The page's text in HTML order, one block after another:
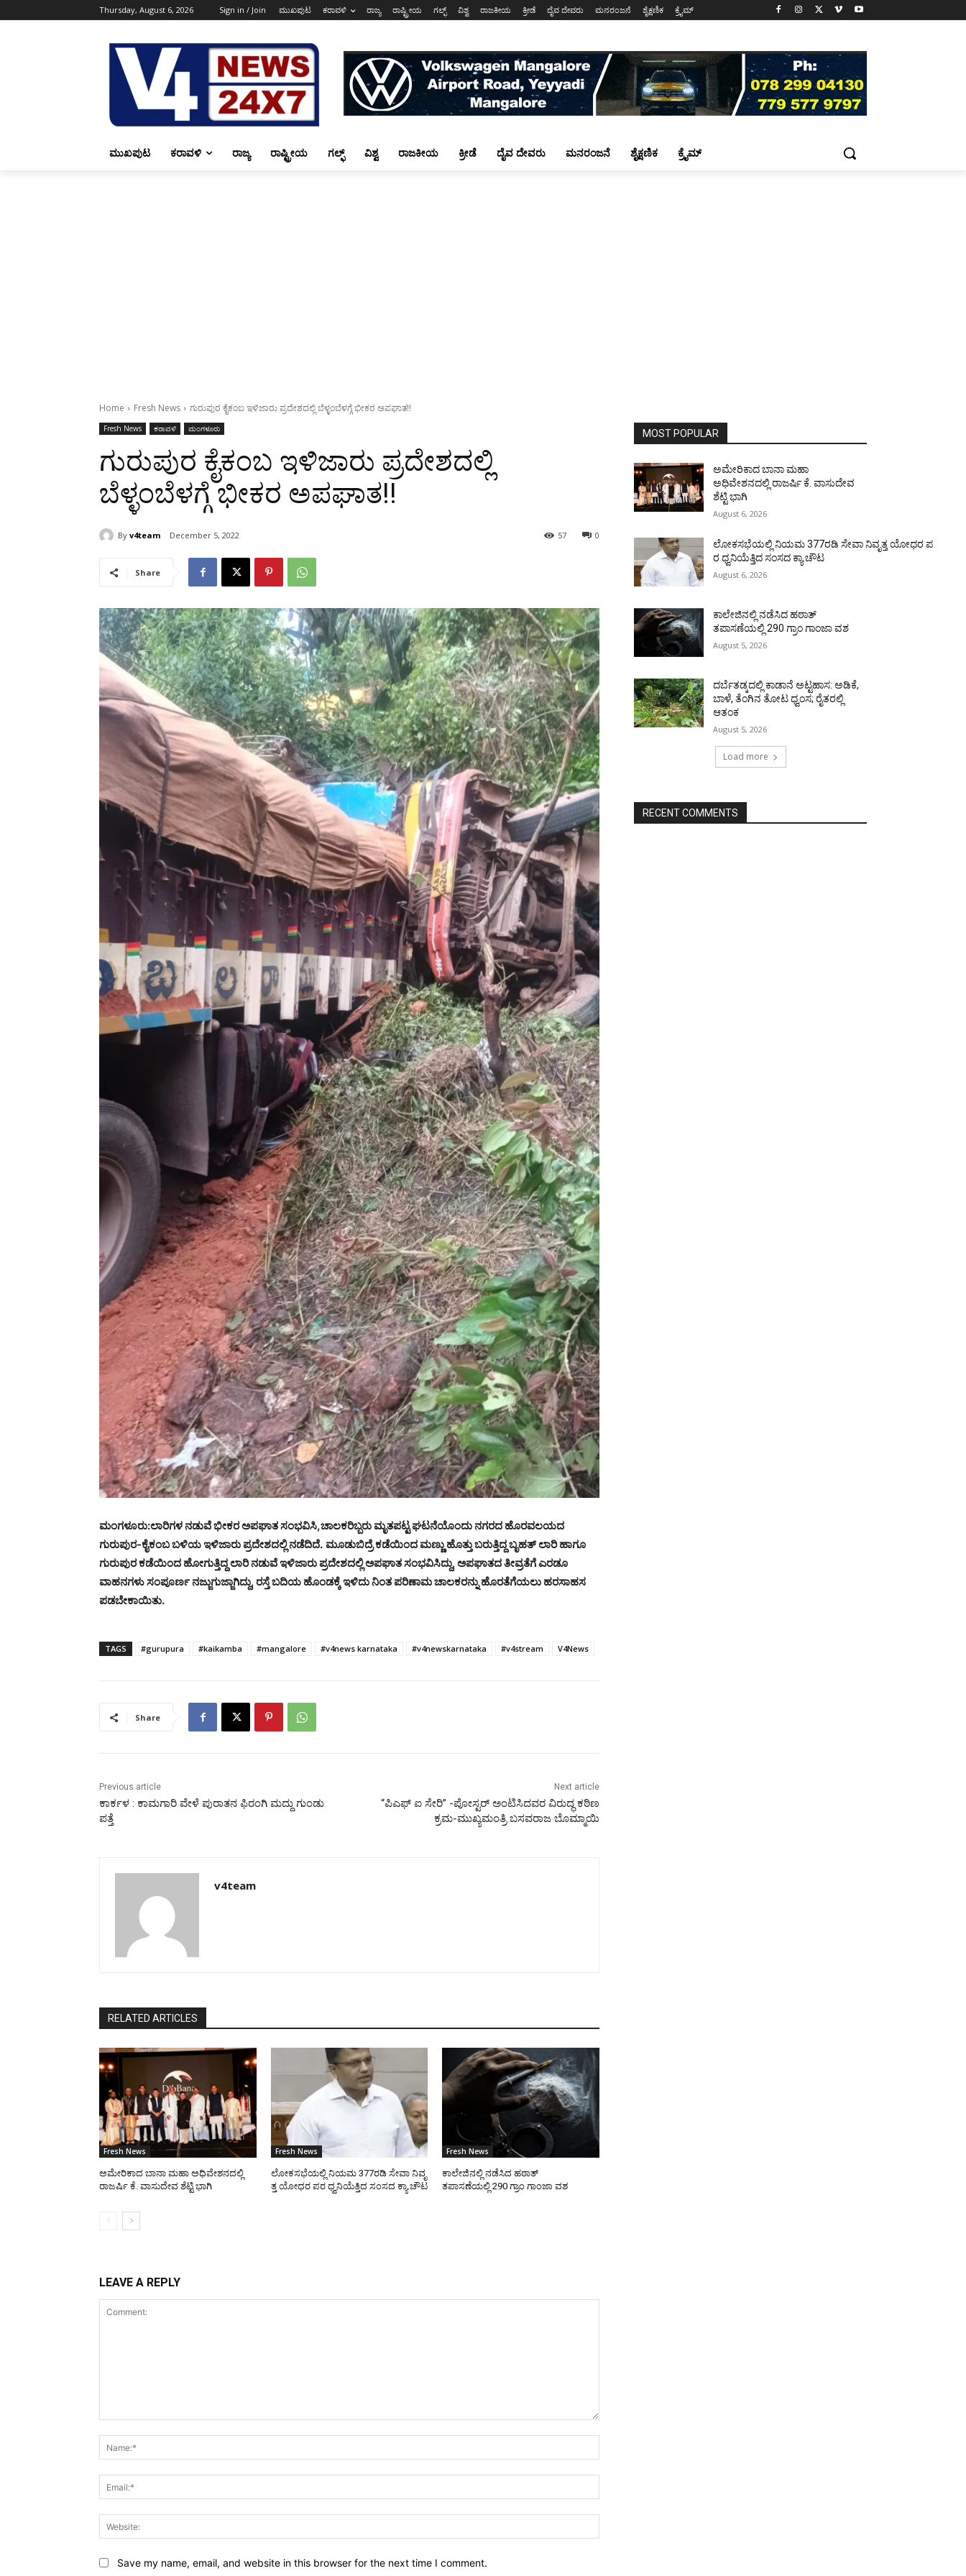
Thursday, August 6, 2026 Sign in / Join ಮುಖಪುಟ ಕರಾವಳಿ ರಾಜ್ಯ ರಾಷ್ಟ್ರೀಯ ಗಲ್ಫ್ ವಿಶ್ವ ರಾಜಕೀಯ ಕ್ರೀಡೆ ದೈವ ದೇವರು ಮನರಂಜನೆ ಶೈಕ್ಷಣಿಕ ಕ್ರೈಮ್
ಮುಖಪುಟ ಕರಾವಳಿ ರಾಜ್ಯ ರಾಷ್ಟ್ರೀಯ ಗಲ್ಫ್ ವಿಶ್ವ ರಾಜಕೀಯ ಕ್ರೀಡೆ ದೈವ ದೇವರು ಮನರಂಜನೆ ಶೈಕ್ಷಣಿಕ ಕ್ರೈಮ್
Home Fresh News ಗುರುಪುರ ಕೈಕಂಬ ಇಳಿಜಾರು ಪ್ರದೇಶದಲ್ಲಿ ಬೆಳ್ಳಂಬೆಳಗ್ಗೆ ಭೀಕರ ಅಪಘಾತ!!
Fresh News ಕರಾವಳಿ ಮಂಗಳೂರು
ಗುರುಪುರ ಕೈಕಂಬ ಇಳಿಜಾರು ಪ್ರದೇಶದಲ್ಲಿ
ಬೆಳ್ಳಂಬೆಳಗ್ಗೆ ಭೀಕರ ಅಪಘಾತ!!
By v4team December 5, 2022 0
57
Share
ಮಂಗಳೂರು:ಲಾರಿಗಳ ನಡುವೆ ಭೀಕರ ಅಪಘಾತ ಸಂಭವಿಸಿ,ಚಾಲಕರಿಬ್ಬರು ಮೃತಪಟ್ಟ ಘಟನೆಯೊಂದು ನಗರದ ಹೊರವಲಯದ
ಗುರುಪುರ-ಕೈಕಂಬ ಬಳಿಯ ಇಳಿಜಾರು ಪ್ರದೇಶದಲ್ಲಿ ನಡೆದಿದೆ. ಮೂಡುಬಿದ್ರೆ ಕಡೆಯಿಂದ ಮಣ್ಣು ಹೊತ್ತು ಬರುತ್ತಿದ್ದ ಬೃಹತ್ ಲಾರಿ ಹಾಗೂ
ಗುರುಪುರ ಕಡೆಯಿಂದ ಹೋಗುತ್ತಿದ್ದ ಲಾರಿ ನಡುವೆ ಇಳಿಜಾರು ಪ್ರದೇಶದಲ್ಲಿ ಅಪಘಾತ ಸಂಭವಿಸಿದ್ದು, ಅಪಘಾತದ ತೀವ್ರತೆಗೆ ಎರಡೂ
ವಾಹನಗಳು ಸಂಪೂರ್ಣ ನಜ್ಜುಗುಜ್ಜಾಗಿದ್ದು, ರಸ್ತೆ ಬದಿಯ ಹೊಂಡಕ್ಕೆ ಇಳಿದು ನಿಂತ ಪರಿಣಾಮ ಚಾಲಕರನ್ನು ಹೊರತೆಗೆಯಲು ಹರಸಾಹಸ
ಪಡಬೇಕಾಯಿತು.
TAGS #gurupura #kaikamba #mangalore #v4news karnataka #v4newskarnataka #v4stream V4News
Share
Previous article
ಕಾರ್ಕಳ : ಕಾಮಗಾರಿ ವೇಳೆ ಪುರಾತನ ಫಿರಂಗಿ ಮದ್ದು ಗುಂಡು
ಪತ್ತೆ
Next article
“ಪಿಎಫ್ ಐ ಸೇರಿ” -ಪೋಸ್ಟರ್ ಅಂಟಿಸಿದವರ ವಿರುದ್ಧ ಕಠಿಣ
ಕ್ರಮ-ಮುಖ್ಯಮಂತ್ರಿ ಬಸವರಾಜ ಬೊಮ್ಮಾಯಿ
v4team
RELATED ARTICLES
Fresh News
ಅಮೇರಿಕಾದ ಬಾನಾ ಮಹಾ ಅಧಿವೇಶನದಲ್ಲಿ
ರಾಜರ್ಷಿ ಕೆ. ವಾಸುದೇವ ಶೆಟ್ಟಿ ಭಾಗಿ
Fresh News
ಲೋಕಸಭೆಯಲ್ಲಿ ನಿಯಮ 377ರಡಿ ಸೇವಾ ನಿವೃ
ತ್ತ ಯೋಧರ ಪರ ಧ್ವನಿಯೆತ್ತಿದ ಸಂಸದ ಕ್ಯಾ.ಚೌಟ
Fresh News
ಕಾಲೇಜಿನಲ್ಲಿ ನಡೆಸಿದ ಹಠಾತ್
ತಪಾಸಣೆಯಲ್ಲಿ 290 ಗ್ರಾಂ ಗಾಂಜಾ ವಶ
LEAVE A REPLY
Save my name, email, and website in this browser for the next time I comment.
MOST POPULAR
ಅಮೇರಿಕಾದ ಬಾನಾ ಮಹಾ
ಅಧಿವೇಶನದಲ್ಲಿ ರಾಜರ್ಷಿ ಕೆ. ವಾಸುದೇವ
ಶೆಟ್ಟಿ ಭಾಗಿ
August 6, 2026
ಲೋಕಸಭೆಯಲ್ಲಿ ನಿಯಮ 377ರಡಿ ಸೇವಾ ನಿವೃತ್ತ ಯೋಧರ ಪ
ರ ಧ್ವನಿಯೆತ್ತಿದ ಸಂಸದ ಕ್ಯಾ.ಚೌಟ
August 6, 2026
ಕಾಲೇಜಿನಲ್ಲಿ ನಡೆಸಿದ ಹಠಾತ್
ತಪಾಸಣೆಯಲ್ಲಿ 290 ಗ್ರಾಂ ಗಾಂಜಾ ವಶ
August 5, 2026
ದರ್ಬೆತಡ್ಕದಲ್ಲಿ ಕಾಡಾನೆ ಅಟ್ಟಹಾಸ: ಅಡಿಕೆ,
ಬಾಳೆ, ತೆಂಗಿನ ತೋಟ ಧ್ವಂಸ; ರೈತರಲ್ಲಿ
ಆತಂಕ
August 5, 2026
Load more
RECENT COMMENTS